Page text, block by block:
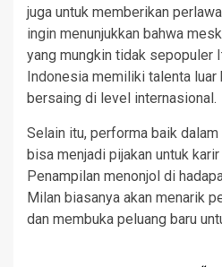
juga untuk memberikan
ingin menunjukkan bahwa
yang mungkin tidak sepopuler
Indonesia memiliki talenta luar
bersaing di level internasional.
Selain itu, performa baik
bisa menjadi pijakan untuk
Penampilan menonjol di
Milan biasanya akan menarik
dan membuka peluang baru